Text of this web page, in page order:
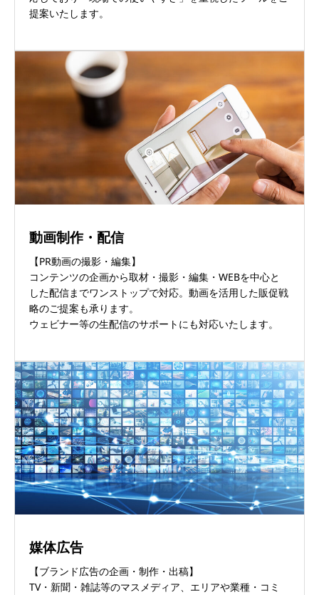
提案いたします。
動画制作・配信
【PR動画の撮影・編集】
コンテンツの企画から取材・撮影・編集・WEBを中心と
した配信までワンストップで対応。動画を活用した販促戦
略のご提案も承ります。
ウェビナー等の生配信のサポートにも対応いたします。
媒体広告
【ブランド広告の企画・制作・出稿】
TV・新聞・雑誌等のマスメディア、エリアや業種・コミ